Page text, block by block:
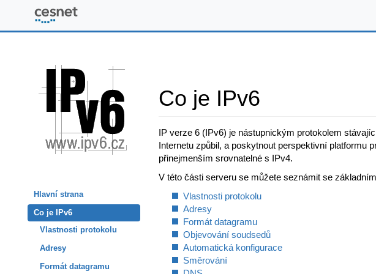
Hlavní strana
Co je IPv6
Vlastnosti protokolu
Adresy
Formát datagramu
Co je IPv6
IP verze 6 (IPv6) je nástupnickým protokolem
Internetu způbil, a poskytnout perspektivní platformu
přinejmenším srovnatelné s IPv4.
V této části serveru se můžete seznámit se
Vlastnosti protokolu
Adresy
Formát datagramu
Objevování soudsedů
Automatická konfigurace
Směrování